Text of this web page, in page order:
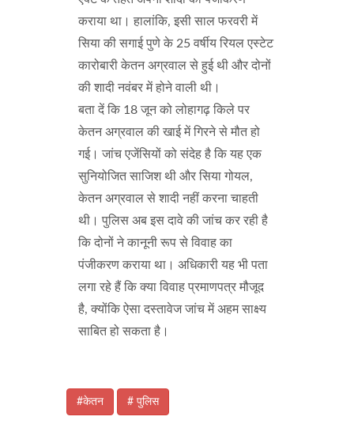
कराया था। हालांकि, इसी साल फरवरी में
सिया की सगाई पुणे के 25 वर्षीय रियल एस्टेट
कारोबारी केतन अग्रवाल से हुई थी और दोनों
की शादी नवंबर में होने वाली थी।
बता दें कि 18 जून को लोहागढ़ किले पर
केतन अग्रवाल की खाई में गिरने से मौत हो
गई। जांच एजेंसियों को संदेह है कि यह एक
सुनियोजित साजिश थी और सिया गोयल,
केतन अग्रवाल से शादी नहीं करना चाहती
थी। पुलिस अब इस दावे की जांच कर रही है
कि दोनों ने कानूनी रूप से विवाह का
पंजीकरण कराया था। अधिकारी यह भी पता
लगा रहे हैं कि क्या विवाह प्रमाणपत्र मौजूद
है, क्योंकि ऐसा दस्तावेज जांच में अहम साक्ष्य
साबित हो सकता है।
#केतन # पुलिस